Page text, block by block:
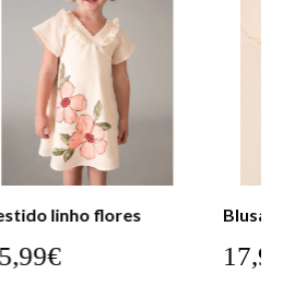
Blusa c/m renda
17,99€